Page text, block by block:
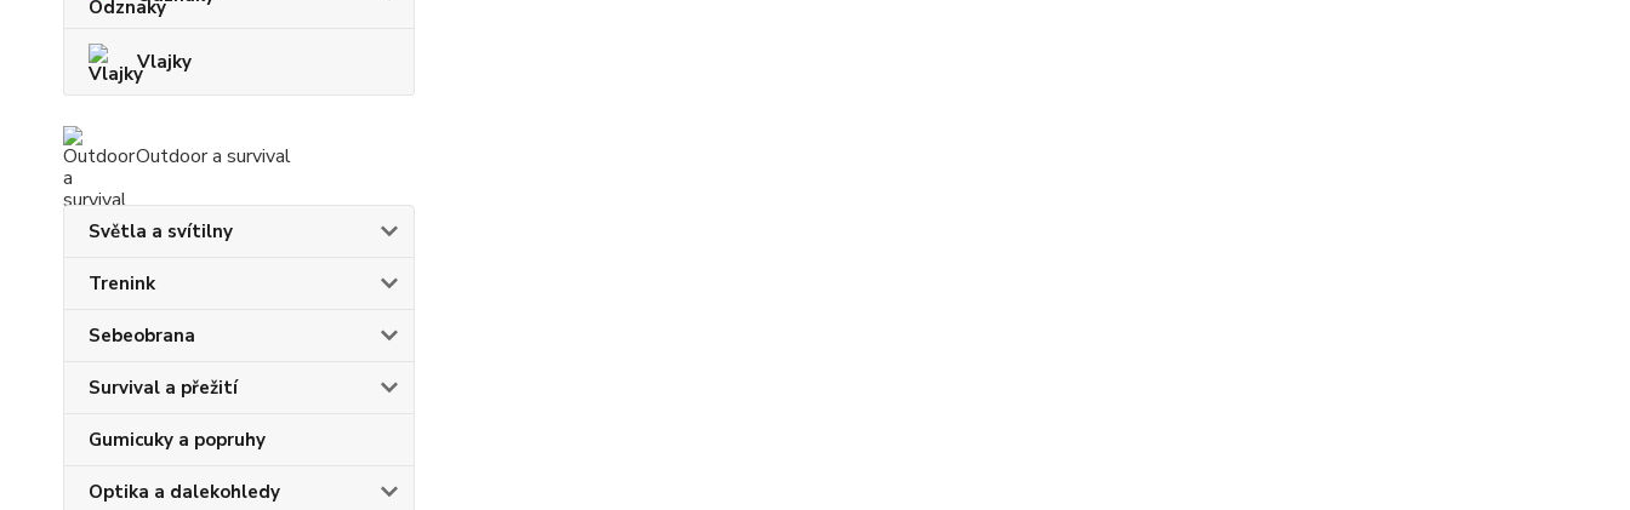
Vlajky
Outdoor a survival
Světla a svítilny
Trenink
Sebeobrana
Survival a přežití
Gumicuky a popruhy
Optika a dalekohledy